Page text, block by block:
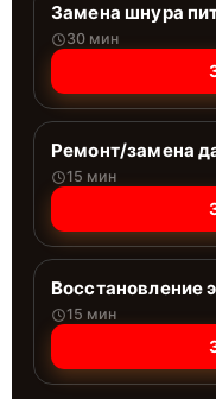
Замена шнура
30 мин
Ремонт/замена
15 мин
Восстановление
15 мин